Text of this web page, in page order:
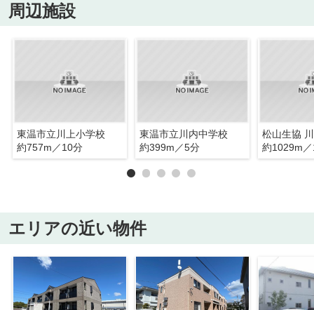
周辺施設
東温市立川上小学校
約757m／10分
東温市立川内中学校
約399m／5分
松山生協
約1029m
エリアの近い物件